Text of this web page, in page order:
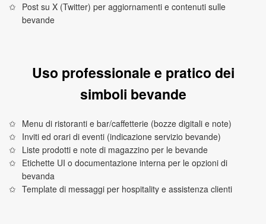
Post su X (Twitter) per aggiornamenti e contenuti sulle
bevande
Uso professionale e pratico dei
simboli bevande
Menu di ristoranti e bar/caffetterie (bozze digitali e note)
Inviti ed orari di eventi (indicazione servizio bevande)
Liste prodotti e note di magazzino per le bevande
Etichette UI o documentazione interna per le opzioni di
bevanda
Template di messaggi per hospitality e assistenza clienti